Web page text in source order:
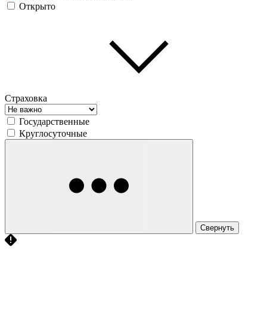
Открыто
Страховка
Государственные
Круглосуточные
Свернуть